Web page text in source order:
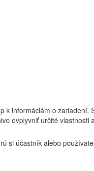
informáciám o
ovplyvniť určité vlastnosti
si účastník alebo